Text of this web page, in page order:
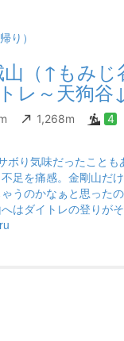
り）
（↑もみじ
レ～天狗谷↓
1,268m 4
ボり気味だったことも
足を痛感。金剛山だ
うのかなぁと思った
はダイトレの登りが
と。 金剛山から下りたとこ